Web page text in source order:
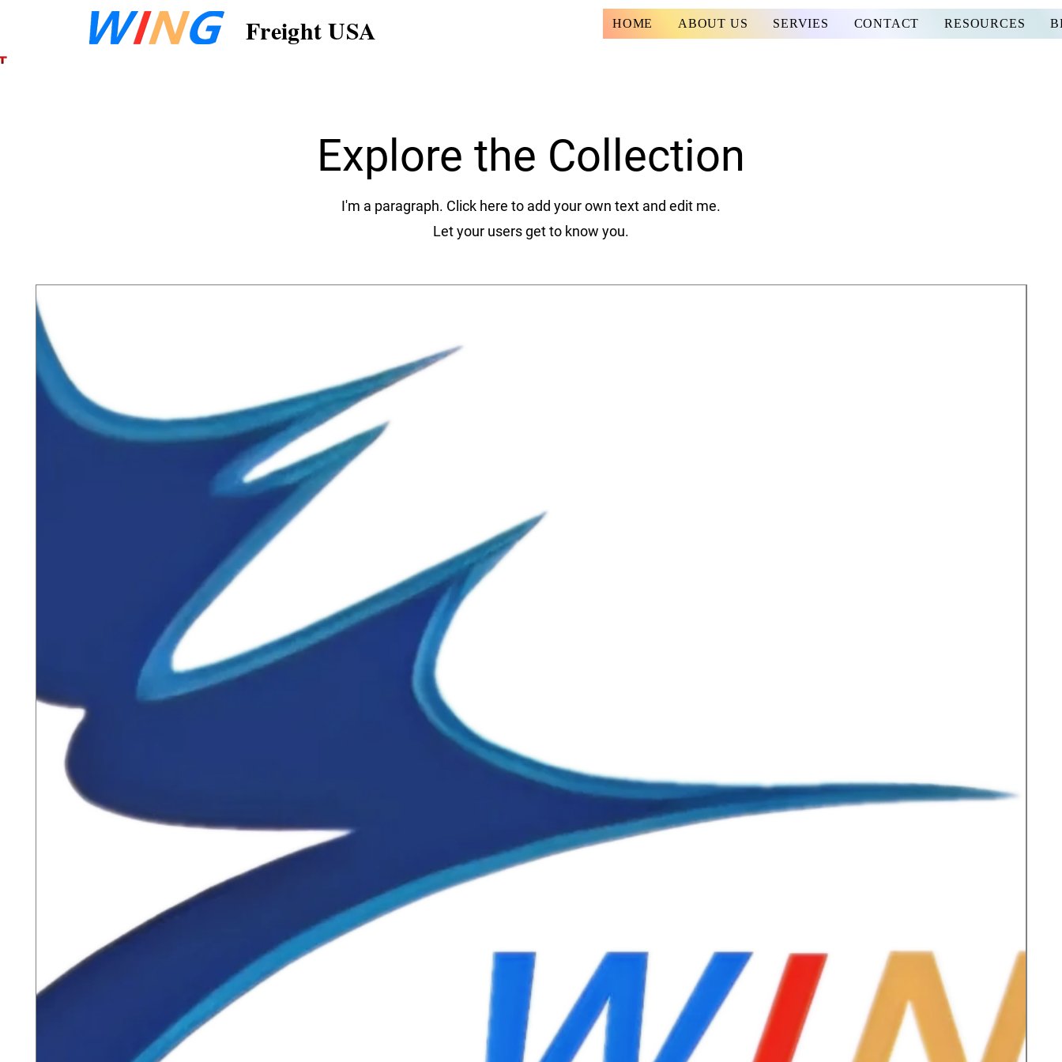
Freight USA HOME ABOUT US SERVIES CONTACT RESOURCES
Explore the Collection
I'm a paragraph. Click here to add your own text and edit me.
Let your users get to know you.